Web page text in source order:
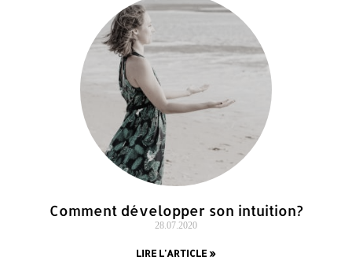
Comment développer son intuition?
28.07.2020
LIRE L'ARTICLE »